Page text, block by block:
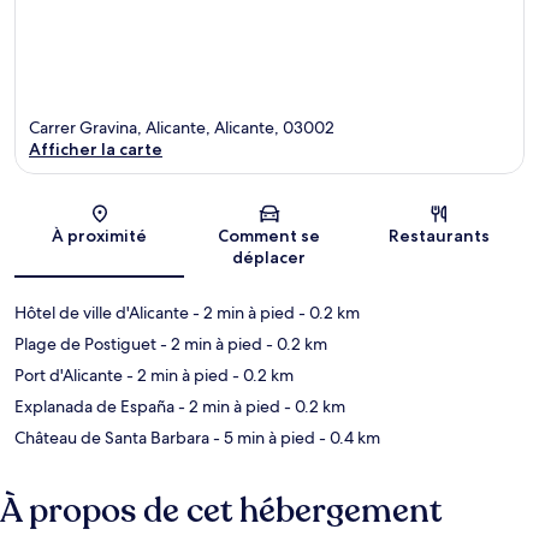
Carte
Carrer Gravina, Alicante, Alicante, 03002
Afficher la carte
À proximité
Comment se
déplacer
Restaurants
Hôtel de ville d'Alicante- 2 min à pied - 0.2 km
Plage de Postiguet- 2 min à pied - 0.2 km
Port d'Alicante- 2 min à pied - 0.2 km
Explanada de España- 2 min à pied - 0.2 km
Château de Santa Barbara- 5 min à pied - 0.4 km
À propos de cet hébergement